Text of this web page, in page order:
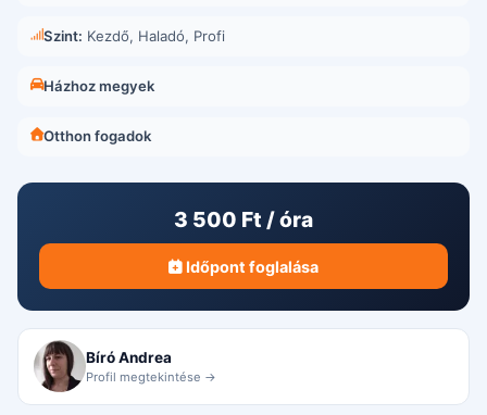
Szint: Kezdő, Haladó, Profi
Házhoz megyek
Otthon fogadok
3 500 Ft / óra
Időpont foglalása
Bíró Andrea
Profil megtekintése →